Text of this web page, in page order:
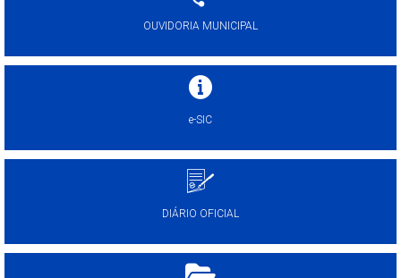
OUVIDORIA MUNICIPAL
e-SIC
DIÁRIO OFICIAL